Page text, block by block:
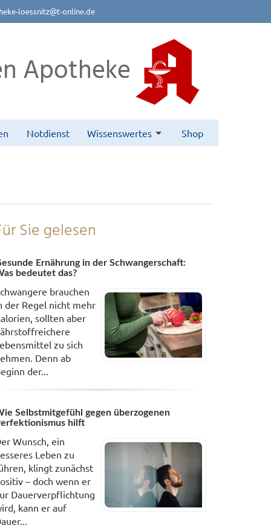
loessnitz@t-online.de
Apotheke
Notdienst Wissenswertes Shop
Sie gelesen
Ernährung in der Schwangerschaft:
bedeutet das?
brauchen
der Regel nicht mehr
sollten aber
zu sich
Denn ab
der...
Selbstmitgefühl gegen überzogenen
hilft
Wunsch, ein
Leben zu
klingt zunächst
– doch wenn er
Dauerverpflichtung
kann er auf